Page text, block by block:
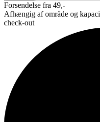
Forsendelse fra 49,-
Afhængig af område og
check-out